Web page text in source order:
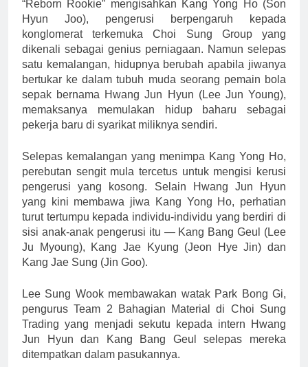
“Reborn Rookie” mengisahkan Kang Yong Ho (Son
Hyun Joo), pengerusi berpengaruh kepada
konglomerat terkemuka Choi Sung Group yang
dikenali sebagai genius perniagaan. Namun selepas
satu kemalangan, hidupnya berubah apabila jiwanya
bertukar ke dalam tubuh muda seorang pemain bola
sepak bernama Hwang Jun Hyun (Lee Jun Young),
memaksanya memulakan hidup baharu sebagai
pekerja baru di syarikat miliknya sendiri.
Selepas kemalangan yang menimpa Kang Yong Ho,
perebutan sengit mula tercetus untuk mengisi kerusi
pengerusi yang kosong. Selain Hwang Jun Hyun
yang kini membawa jiwa Kang Yong Ho, perhatian
turut tertumpu kepada individu-individu yang berdiri di
sisi anak-anak pengerusi itu — Kang Bang Geul (Lee
Ju Myoung), Kang Jae Kyung (Jeon Hye Jin) dan
Kang Jae Sung (Jin Goo).
Lee Sung Wook membawakan watak Park Bong Gi,
pengurus Team 2 Bahagian Material di Choi Sung
Trading yang menjadi sekutu kepada intern Hwang
Jun Hyun dan Kang Bang Geul selepas mereka
ditempatkan dalam pasukannya.